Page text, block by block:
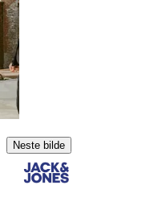
Neste bilde